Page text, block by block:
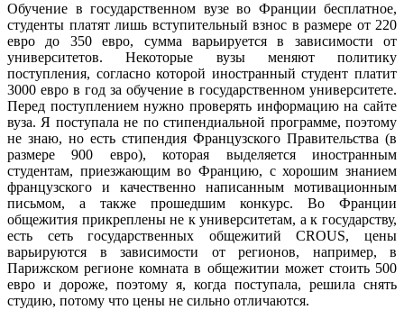
Обучение в государственном вузе во Франции бесплатное,
студенты платят лишь вступительный взнос в размере от 220
евро до 350 евро, сумма варьируется в зависимости от
университетов. Некоторые вузы меняют политику
поступления, согласно которой иностранный студент платит
3000 евро в год за обучение в государственном университете.
Перед поступлением нужно проверять информацию на сайте
вуза. Я поступала не по стипендиальной программе, поэтому
не знаю, но есть стипендия Французского Правительства (в
размере 900 евро), которая выделяется иностранным
студентам, приезжающим во Францию, с хорошим знанием
французского и качественно написанным мотивационным
письмом, а также прошедшим конкурс. Во Франции
общежития прикреплены не к университетам, а к государству,
есть сеть государственных общежитий CROUS, цены
варьируются в зависимости от регионов, например, в
Парижском регионе комната в общежитии может стоить 500
евро и дороже, поэтому я, когда поступала, решила снять
студию, потому что цены не сильно отличаются.